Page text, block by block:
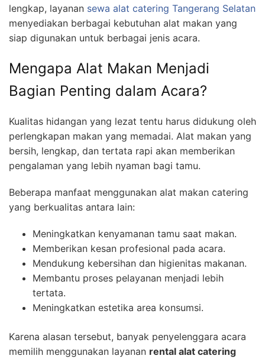
lengkap, layanan sewa alat catering Tangerang Selatan
menyediakan berbagai kebutuhan alat makan yang
siap digunakan untuk berbagai jenis acara.
Mengapa Alat Makan Menjadi
Bagian Penting dalam Acara?
Kualitas hidangan yang lezat tentu harus didukung oleh
perlengkapan makan yang memadai. Alat makan yang
bersih, lengkap, dan tertata rapi akan memberikan
pengalaman yang lebih nyaman bagi tamu.
Beberapa manfaat menggunakan alat makan catering
yang berkualitas antara lain:
Meningkatkan kenyamanan tamu saat makan.
Memberikan kesan profesional pada acara.
Mendukung kebersihan dan higienitas makanan.
Membantu proses pelayanan menjadi lebih
tertata.
Meningkatkan estetika area konsumsi.
Karena alasan tersebut, banyak penyelenggara acara
memilih menggunakan layanan rental alat catering